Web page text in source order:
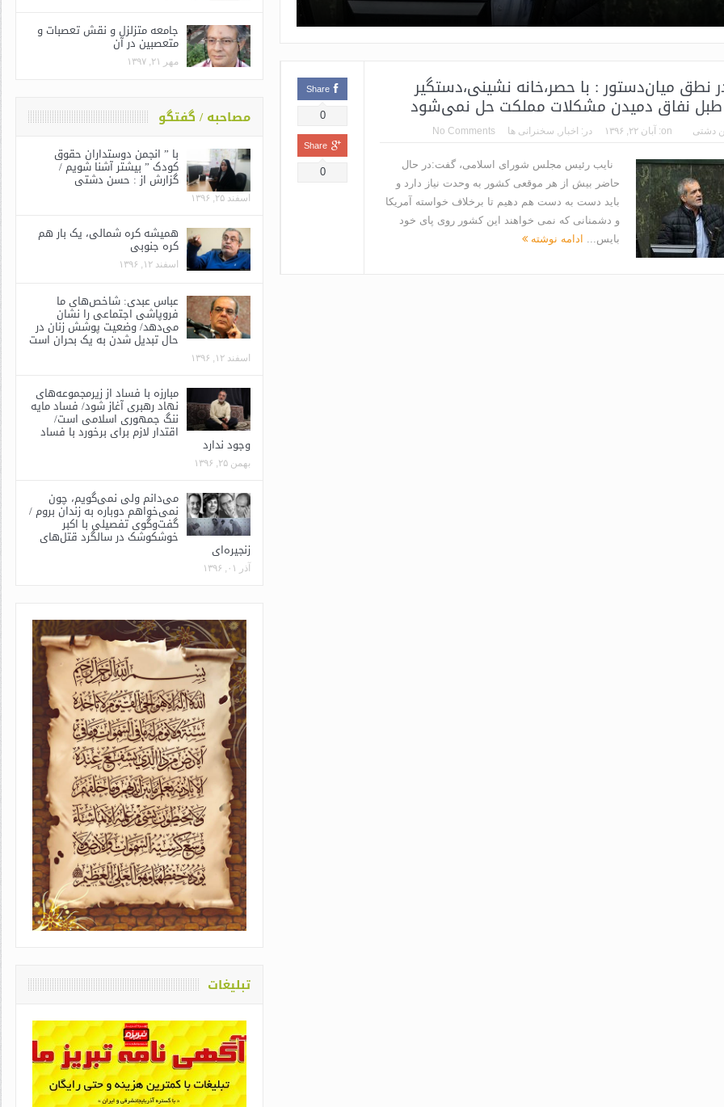
نطق میان‌دستور : با حصر،خانه نشینی،دستگیر
طبل نفاق دمیدن مشکلات مملکت حل نمی‌شود
دشتی on: آبان ۲۲, ۱۳۹۶ در: اخبار , سخنرانی ها No Comments
نایب رئیس مجلس شورای اسلامی، گفت:در حال
حاضر بیش از هر موقعی کشور به وحدت نیاز دارد و
باید دست به دست هم دهیم تا برخلاف خواسته آمریکا
و دشمنانی که نمی خواهند این کشور روی پای خود
بایس...
ادامه نوشته
Share
0
Share
0
جامعه متزلزل و نقش تعصبات و
متعصبین در آن
مهر ۲۱, ۱۳۹۷
مصاحبه / گفتگو
با ” انجمن دوستداران حقوق
کودک ” بیشتر آشنا شویم /
گزارش از : حسن دشتی
اسفند ۲۵, ۱۳۹۶
همیشه کره شمالی، یک بار هم
کره جنوبی
اسفند ۱۲, ۱۳۹۶
عباس عبدی: شاخص‌های ما
فروپاشی اجتماعی را نشان
می‌دهد/ وضعیت پوشش زنان در
حال تبدیل شدن به یک بحران است
اسفند ۱۲, ۱۳۹۶
مبارزه با فساد از زیرمجموعه‌های
نهاد رهبری آغاز شود/ فساد مایه
ننگ جمهوری اسلامی است/
اقتدار لازم برای برخورد با فساد
وجود ندارد
بهمن ۲۵, ۱۳۹۶
می‌دانم ولی نمی‌گویم، چون
نمی‌خواهم دوباره به زندان بروم /
گفت‌وگوی تفصیلی با اکبر
خوشکوشک در سالگرد قتل‌های
زنجیره‌ای
آذر ۰۱, ۱۳۹۶
تبلیغات
به یاد او که دغدغه سلامت قلم
داشت / طاهره سادات حمیدی